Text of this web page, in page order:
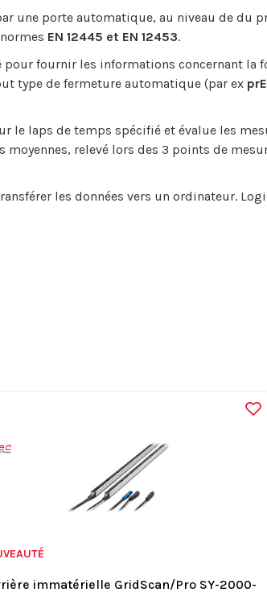
une porte automatique, au niveau de du
EN 12445 et EN 12453.
fournir les informations concernant la
type de fermeture automatique (par ex
le laps de temps spécifié et évalue les
relevé lors des 3 points de
les données vers un ordinateur.
immatérielle GridScan/Pro SY-2000-